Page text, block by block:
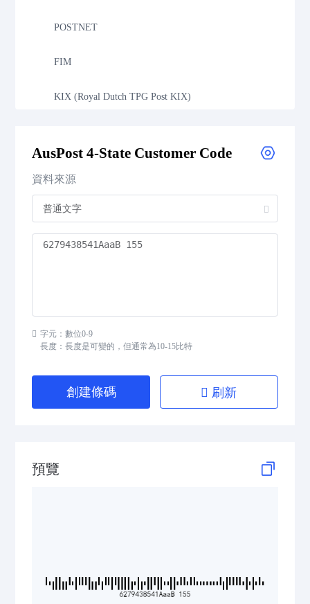
POSTNET
FIM
KIX (Royal Dutch TPG Post KIX)
Deutsche Post Identcode
USPS PLANET
USPS POSTNET
GS1 2D Codes
AusPost 4-State Customer Code
資料來源
字元：數位0-9
長度：長度是可變的，但通常為10-15比特
創建條碼 刷新
預覽